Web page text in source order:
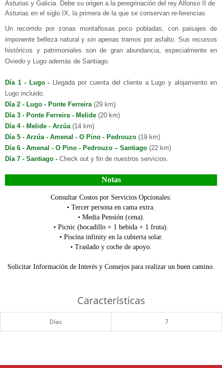
Asturias y Galicia. Debe su origen a la peregrinación del rey Alfonso II de
Asturias en el siglo IX, la primera de la que se conservan re-ferencias.
Un recorrido por zonas montañosas poco pobladas, con paisajes de
imponente belleza natural y sin apenas tramos por asfalto. Sus recursos
históricos y patrimoniales son de gran abundancia, especialmente en
Oviedo y Lugo además de Santiago.
Día 1 - Lugo - Llegada por cuenta del cliente a Lugo y alojamiento en
Lugo incluido.
Día 2 - Lugo - Ponte Ferreira(29 km)
Día 3 - Ponte Ferreira - Melide (20 km)
Día 4 - Melide - Arzúa(14 km)
Día 5 - Arzúa - Amenal - O Pino - Pedrouzo (19 km)
Día 6 - Amenal - O Pino - Pedrouzo – Santiago (22 km)
Día 7 - Santiago - Check out y fin de nuestros servicios.
Notas
Consultar Costos por Servicios Opcionales:
• Tercer persona en cama extra.
• Media Pensión (cena).
• Picnic (bocadillo + 1 bebida + 1 fruta).
• Piscina infinity en la cubierta solar.
• Traslado y coche de apoyo.
Solicitar Información de Interés y Consejos para realizar un buen camino.
Características
Días 7